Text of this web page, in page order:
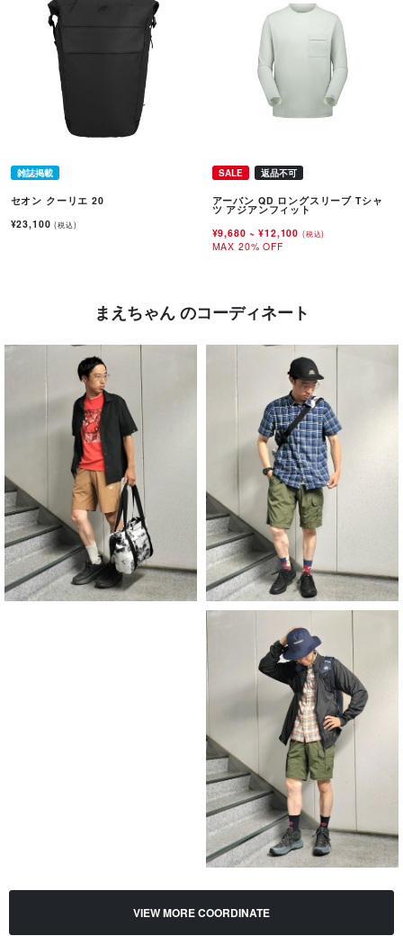
雑誌掲載
セオン クーリエ 20
¥23,100(税込)
SALE 返品不可
アーバン QD ロングスリーブ Tシャ
ツ アジアンフィット
¥9,680~ ¥12,100 (税込)
MAX 20% OFF
まえちゃん のコーディネート
VIEW MORE COORDINATE